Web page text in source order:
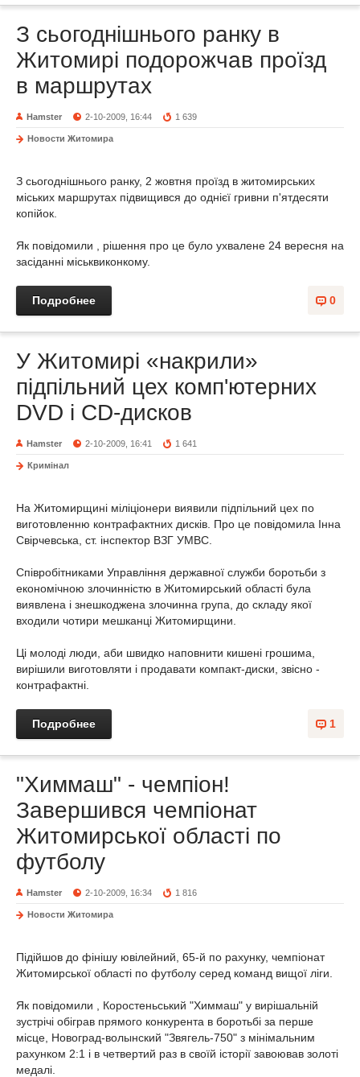
З сьогоднішнього ранку в
Житомирі подорожчав проїзд
в маршрутах
Hamster 2-10-2009, 16:44 1 639
Новости Житомира
З сьогоднішнього ранку, 2 жовтня проїзд в житомирських
міських маршрутах підвищився до однієї гривни п'ятдесяти
копійок.
Як повідомили , рішення про це було ухвалене 24 вересня на
засіданні міськвиконкому.
0
Подробнее
У Житомирі «накрили»
підпільний цех комп'ютерних
DVD і CD-дисков
Hamster 2-10-2009, 16:41 1 641
Кримінал
На Житомирщині міліціонери виявили підпільний цех по
виготовленню контрафактних дисків. Про це повідомила Інна
Свірчевська, ст. інспектор ВЗГ УМВС.
Співробітниками Управління державної служби боротьби з
економічною злочинністю в Житомирський області була
виявлена і знешкоджена злочинна група, до складу якої
входили чотири мешканці Житомирщини.
Ці молоді люди, аби швидко наповнити кишені грошима,
вирішили виготовляти і продавати компакт-диски, звісно -
контрафактні.
1
Подробнее
"Химмаш" - чемпіон!
Завершився чемпіонат
Житомирської області по
футболу
Hamster 2-10-2009, 16:34 1 816
Новости Житомира
Підійшов до фінішу ювілейний, 65-й по рахунку, чемпіонат
Житомирської області по футболу серед команд вищої ліги.
Як повідомили , Коростеньський "Химмаш" у вирішальній
зустрічі обіграв прямого конкурента в боротьбі за перше
місце, Новоград-волынский "Звягель-750" з мінімальним
рахунком 2:1 і в четвертий раз в своїй історії завоював золоті
медалі.